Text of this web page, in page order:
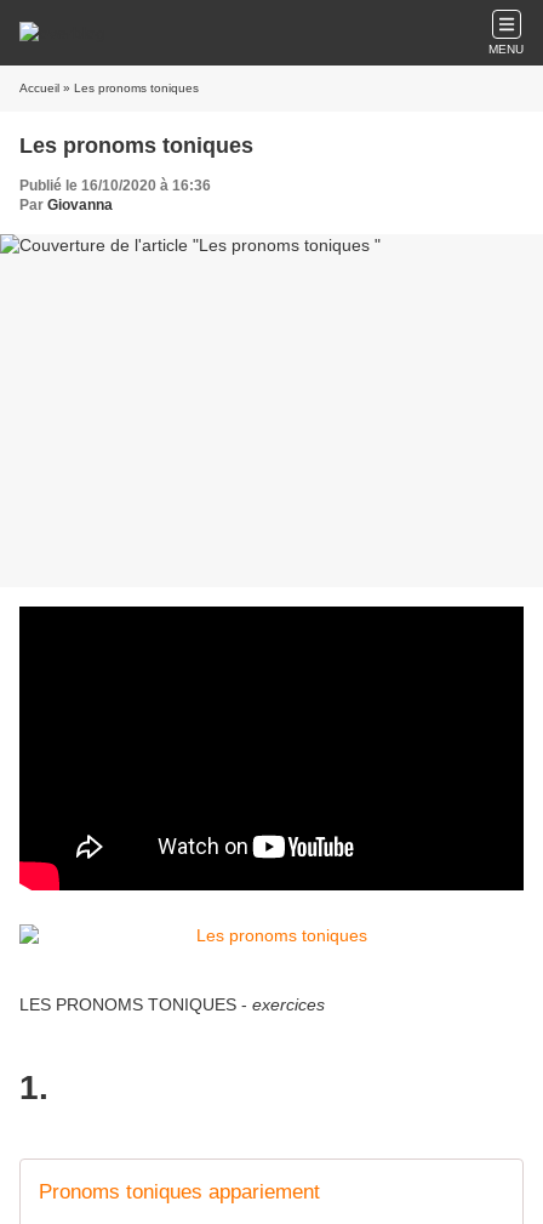
MENU
Accueil » Les pronoms toniques
Les pronoms toniques
Publié le 16/10/2020 à 16:36
Par Giovanna
LES PRONOMS TONIQUES - exercices
1.
Pronoms toniques appariement